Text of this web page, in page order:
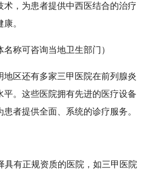
，为患者提供中西医结合的治疗
。
称可咨询当地卫生部门）
地区还有多家三甲医院在前列腺炎
平。这些医院拥有先进的医疗设备
者提供全面、系统的诊疗服务。
具有正规资质的医院，如三甲医院